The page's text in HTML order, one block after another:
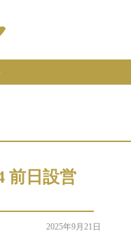
前日設営
2025年9月21日